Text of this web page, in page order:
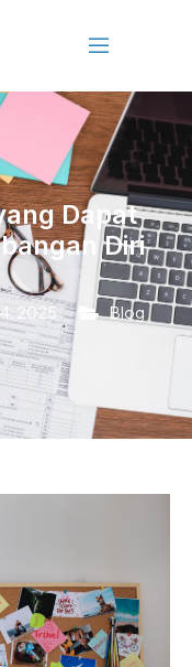
Dapat
Diri
2025 Blog